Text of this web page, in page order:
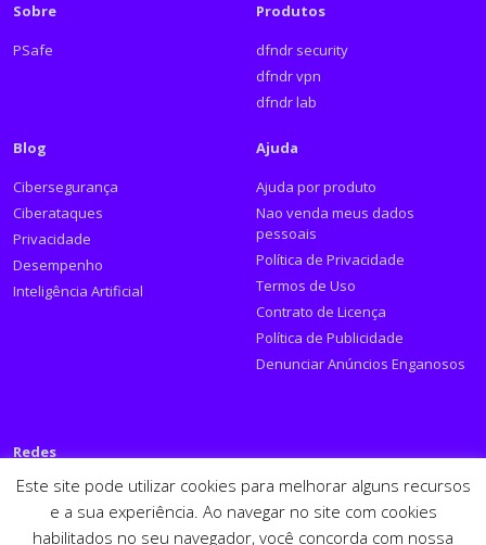
Sobre
PSafe
Produtos
dfndr security
dfndr vpn
dfndr lab
Blog
Cibersegurança
Ciberataques
Privacidade
Desempenho
Inteligência Artificial
Ajuda
Ajuda por produto
Nao venda meus dados
pessoais
Política de Privacidade
Termos de Uso
Contrato de Licença
Política de Publicidade
Denunciar Anúncios Enganosos
Redes
Siga a PSafe:
Este site pode utilizar cookies para melhorar alguns recursos
e a sua experiência. Ao navegar no site com cookies
habilitados no seu navegador, você concorda com nossa